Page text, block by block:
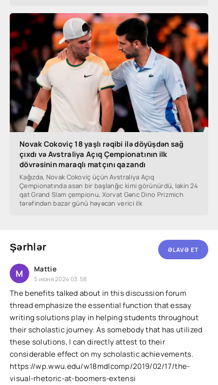
Novak Cokoviç 18 yaşlı rəqibi ilə döyüşdən sağ
çıxdı və Avstraliya Açıq Çempionatının ilk
dövrəsinin maraqlı matçını qazandı
Kağızda, Novak Cokoviç üçün Avstraliya Açıq
Çempionatında asan bir başlanğıc kimi görünürdü, lakin 24
qat Grand Slam çempionu, Xorvat Gənc Dino Prizmich
tərəfindən bazar günü həyəcan verici ilk
Şərhlər ƏLAVƏ ET
M Mattie
5 июня 2024 03:58
The benefits talked about in this discussion forum
thread emphasize the essential function that essay
writing solutions play in helping students throughout
their scholastic journey. As somebody that has utilized
these solutions, I can directly attest to their
considerable effect on my scholastic achievements.
https://wp.wwu.edu/w18mdlcomp/2019/02/17/the-
visual-rhetoric-at-boomers-extensi